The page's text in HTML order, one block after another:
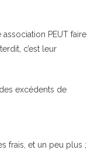
PEUT faire
c’est leur
excédents de
frais, et un peu plus ;